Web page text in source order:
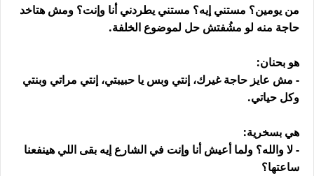
من يومين؟ مستني إيه؟ مستني يطردني أنا وإنت؟ ومش هتاخد
حاجة منه لو مشُفتش حل لموضوع الخلفة.
هو بحنان:
- مش عايز حاجة غيرك، إنتي وبس يا حبيبتي، إنتي مراتي وبنتي
وكل حياتي.
هي بسخرية:
- لا والله؟ ولما أعيش أنا وإنت في الشارع إيه بقى اللي هينفعنا
ساعتها؟